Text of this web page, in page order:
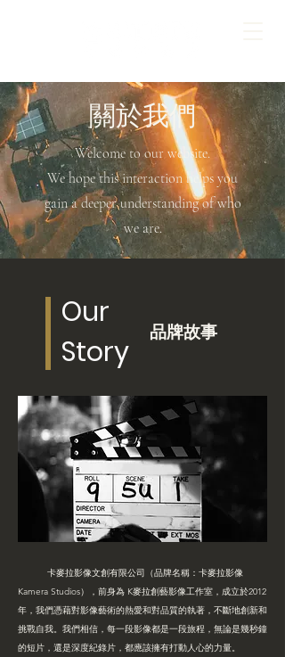
​關於我們
Welcome to our website.
We hope this interaction helps you
gain a deeper understanding of who
we are.
Our
Story
​品牌故事
卡麥拉影像文創有限公司（品牌名稱：卡麥拉影像
Kamera Studios），前身為 K麥拉創藝影像工作室，成立於2012
年， 我們憑藉對影像藝術的熱愛和對品質的執著，不斷地創新和
挑戰自我。我們相信，每一段影像都是一段旅程，無論是幾秒鐘
的短片，還是深度紀錄片，都應該擁有打動人心的力量。